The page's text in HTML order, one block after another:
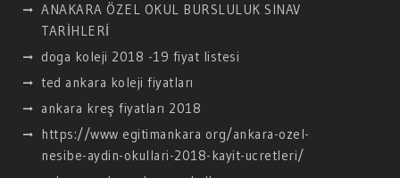
ANAKARA ÖZEL OKUL BURSLULUK SINAV
TARİHLERİ
doga koleji 2018 -19 fiyat listesi
ted ankara koleji fiyatları
ankara kreş fiyatları 2018
https://www egitimankara org/ankara-ozel-
nesibe-aydin-okullari-2018-kayit-ucretleri/